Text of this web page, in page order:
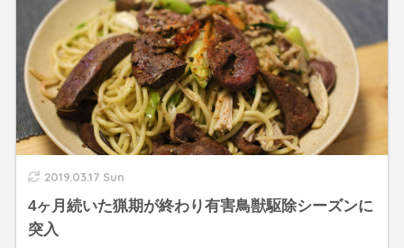
2019.03.17 Sun
4ヶ月続いた猟期が終わり有害鳥獣駆除シーズンに
突入